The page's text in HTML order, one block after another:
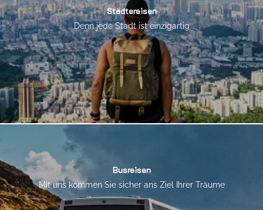
Städtereisen
Denn jede Stadt ist einzigartig
Busreisen
Mit uns kommen Sie sicher ans Ziel Ihrer Träume